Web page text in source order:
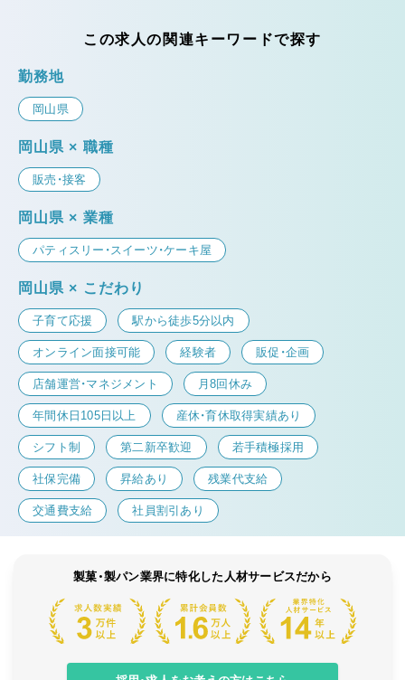
この求人の関連キーワードで探す
勤務地
岡山県
岡山県 × 職種
販売・接客
岡山県 × 業種
パティスリー・スイーツ・ケーキ屋
岡山県 × こだわり
子育て応援 駅から徒歩5分以内
オンライン面接可能 経験者 販促・企画
店舗運営・マネジメント 月8回休み
年間休日105日以上 産休・育休取得実績あり
シフト制 第二新卒歓迎 若手積極採用
社保完備 昇給あり 残業代支給
交通費支給 社員割引あり
製菓・製パン業界に特化した人材サービスだから